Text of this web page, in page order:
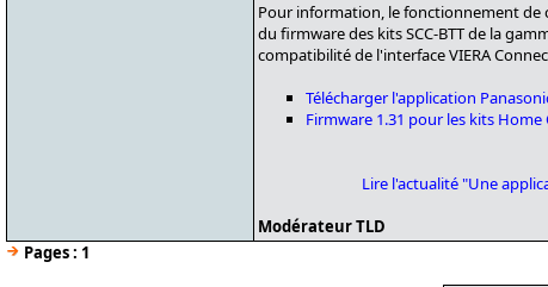
Pour information, le fonctionnement de
du firmware des kits SCC-BTT de la
compatibilité de l'interface VIERA
Télécharger l'application
Firmware 1.31 pour les kits Home
Lire l'actualité "Une
Modérateur TLD
Pages : 1